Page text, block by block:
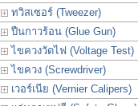
ทวิสเซอร์ (Tweezer)
ปืนกาวร้อน (Glue Gun)
ไขควงวัดไฟ (Voltage Test)
ไขควง (Screwdriver)
เวอร์เนีย (Vernier Calipers)